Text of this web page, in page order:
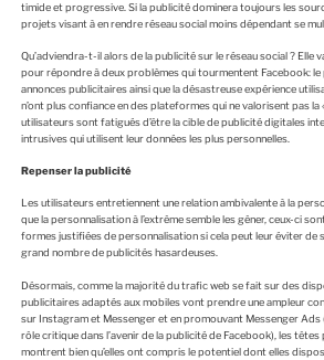
timide et progressive. Si la publicité dominera toujours les
projets visant à en rendre réseau social moins dépendant se
Qu’adviendra-t-il alors de la publicité sur le réseau social ? Elle
pour répondre à deux problèmes qui tourmentent Facebook:
annonces publicitaires ainsi que la désastreuse expérience
n’ont plus confiance en des plateformes qui ne valorisent pas la
utilisateurs sont fatigués d’être la cible de publicité digitales
intrusives qui utilisent leur données les plus personnelles.
Repenser la publicité
Les utilisateurs entretiennent une relation ambivalente à la
que la personnalisation à l’extrême semble les gêner, ceux-ci
formes justifiées de personnalisation si cela peut leur éviter de
grand nombre de publicités hasardeuses.
Désormais, comme la majorité du trafic web se fait sur des
publicitaires adaptés aux mobiles vont prendre une ampleur
sur Instagram et Messenger et en promouvant Messenger
rôle critique dans l’avenir de la publicité de Facebook), les
montrent bien qu’elles ont compris le potentiel dont elles